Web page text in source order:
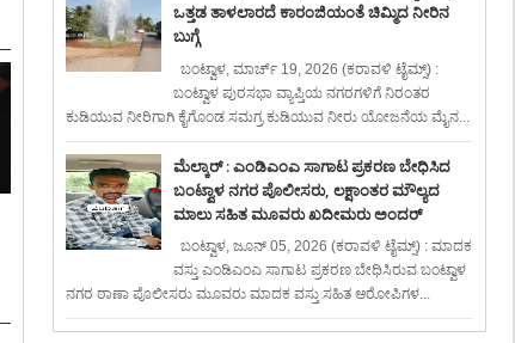
ಒತ್ತಡ ತಾಳಲಾರದೆ ಕಾರಂಜಿಯಂತೆ ಚಿಮ್ಮಿದ ನೀರಿನ
ಬುಗ್ಗೆ
ಬಂಟ್ವಾಳ, ಮಾರ್ಚ್ 19, 2026 (ಕರಾವಳಿ ಟೈಮ್ಸ್) :
ಬಂಟ್ವಾಳ ಪುರಸಭಾ ವ್ಯಾಪ್ತಿಯ ನಗರಗಳಿಗೆ ನಿರಂತರ
ಕುಡಿಯುವ ನೀರಿಗಾಗಿ ಕೈಗೊಂಡ ಸಮಗ್ರ ಕುಡಿಯುವ ನೀರು ಯೋಜನೆಯ ಮೈನ...
ಮೆಲ್ಕಾರ್ : ಎಂಡಿಎಂಎ ಸಾಗಾಟ ಪ್ರಕರಣ ಬೇಧಿಸಿದ
ಬಂಟ್ವಾಳ ನಗರ ಪೊಲೀಸರು, ಲಕ್ಷಾಂತರ ಮೌಲ್ಯದ
ಮಾಲು ಸಹಿತ ಮೂವರು ಖದೀಮರು ಅಂದರ್
ಬಂಟ್ವಾಳ, ಜೂನ್ 05, 2026 (ಕರಾವಳಿ ಟೈಮ್ಸ್) : ಮಾದಕ
ವಸ್ತು ಎಂಡಿಎಂಎ ಸಾಗಾಟ ಪ್ರಕರಣ ಬೇಧಿಸಿರುವ ಬಂಟ್ವಾಳ
ನಗರ ಠಾಣಾ ಪೊಲೀಸರು ಮೂವರು ಮಾದಕ ವಸ್ತು ಸಹಿತ ಆರೋಪಿಗಳ...